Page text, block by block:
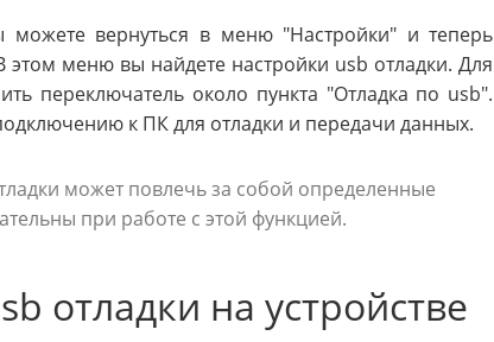
можете вернуться в меню "Настройки" и теперь
меню вы найдете настройки usb отладки. Для
переключатель около пункта "Отладка по usb".
к ПК для отладки и передачи данных.
может повлечь за собой определенные
при работе с этой функцией.
отладки на устройстве